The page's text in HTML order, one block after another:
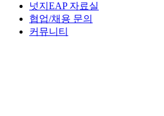
넛지EAP 자료실
협업/채용 문의
커뮤니티